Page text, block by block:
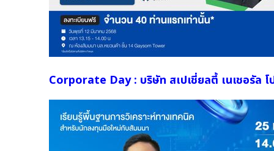
Corporate Day : บริษัท สเปเชี่ยลตี้ เนเชอรัล โ